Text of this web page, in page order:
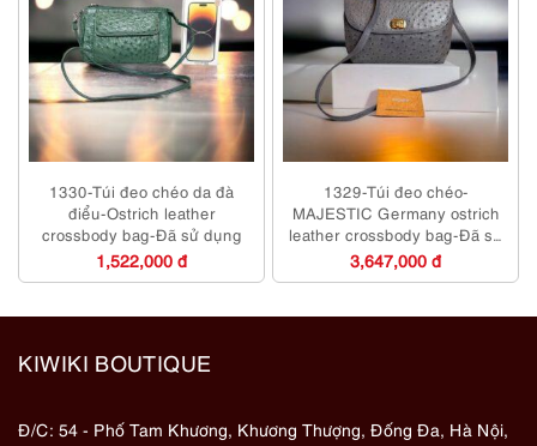
1330-Túi đeo chéo da đà
điểu-Ostrich leather
crossbody bag-Đã sử dụng
1,522,000 đ
1329-Túi đeo chéo-
MAJESTIC Germany ostrich
leather crossbody bag-Đã sử
dụng
3,647,000 đ
KIWIKI BOUTIQUE
Đ/C: 54 - Phố Tam Khương, Khương Thượng, Đống Đa, Hà Nội,